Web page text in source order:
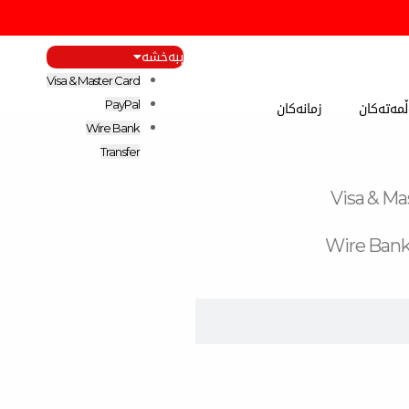
زمانەکان
ببەخشە
Visa & Master Card
PayPal
Wire Bank
Transfer
Visa &
Wire